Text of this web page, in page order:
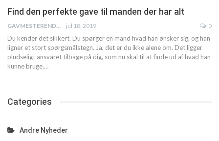
Find den perfekte gave til manden der har alt
GAVMESTERENDK jul 18, 2019 0
Du kender det sikkert. Du spørger en mand hvad han ønsker sig, og han
ligner et stort spørgsmålstegn. Ja, det er du ikke alene om. Det ligger
pludseligt ansvaret tilbage på dig, som nu skal til at finde ud af hvad han
kunne bruge.…
Categories
Andre Nyheder